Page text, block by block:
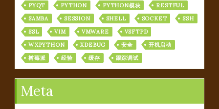
PYQT
PYTHON PYTHON模块
RESTFUL
SAMBA
SESSION SHELL SOCKET
SSH
SSL
VIM VMWARE
VSFTPD
WXPYTHON
XDEBUG 安全
开机启动
树莓派
经验 缓存 跟踪调试
Meta